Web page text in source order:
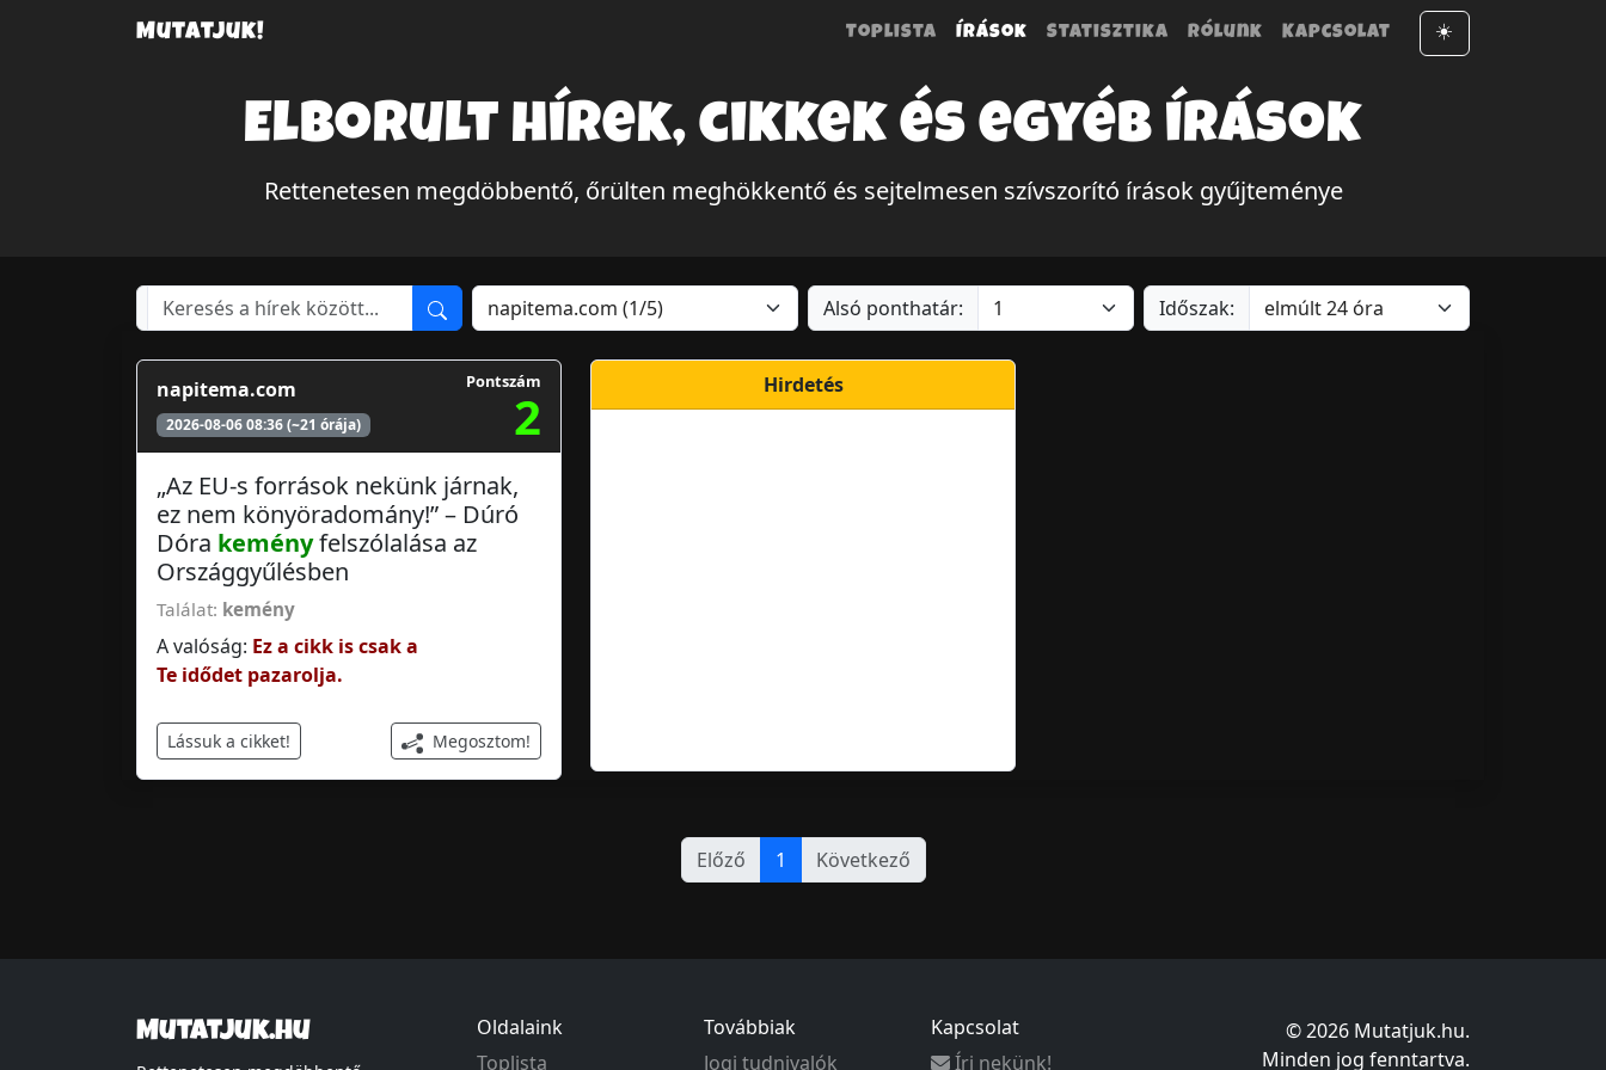
Mutatjuk! Toplista Írások Statisztika Rólunk Kapcsolat ☀️
Elborult hírek, cikkek és egyéb írások
Rettenetesen megdöbbentő, őrülten meghökkentő és sejtelmesen szívszorító írások gyűjteménye
Alsó ponthatár: Időszak:
napitema.com
2026-08-06 08:36 (~21 órája)
Pontszám
2
„Az EU-s források nekünk járnak,
ez nem könyöradomány!” – Dúró
Dóra keményfelszólalása az
Országgyűlésben
Találat: kemény
A valóság: Ez a cikk is csak a
Te idődet pazarolja.
Lássuk a cikket! Megosztom!
Hirdetés
Előző 1 Következő
Mutatjuk.hu
Oldalaink
Toplista
Továbbiak
Jogi tudnivalók
Kapcsolat
Írj nekünk!
© 2026 Mutatjuk.hu.
Minden jog fenntartva.